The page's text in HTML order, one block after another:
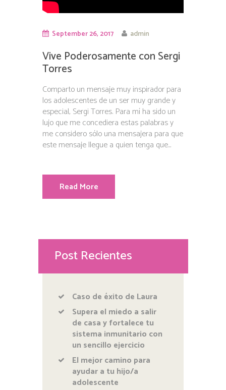
September 26, 2017 admin
Vive Poderosamente con Sergi
Torres
Comparto un mensaje muy inspirador para
los adolescentes de un ser muy grande y
especial, Sergi Torres. Para mí ha sido un
lujo que me concediera estas palabras y
me considero sólo una mensajera para que
este mensaje llegue a quien tenga que...
Read More
Post Recientes
Caso de éxito de Laura
Supera el miedo a salir
de casa y fortalece tu
sistema inmunitario con
un sencillo ejercicio
El mejor camino para
ayudar a tu hijo/a
adolescente